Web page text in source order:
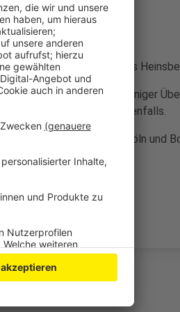
Hellenthal und dem Kreis
für viele Hotels auch weniger
Einzelhandel vor Ort ebenfalls.
wie etwa Köln und
profitiert.